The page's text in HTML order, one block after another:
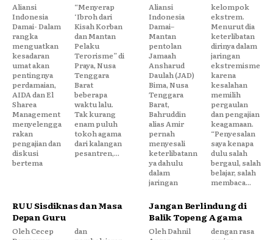
Aliansi
Indonesia
Damai- Dalam
rangka
menguatkan
kesadaran
umat akan
pentingnya
perdamaian,
AIDA dan El
Sharea
Management
menyelengga
rakan
pengajian dan
diskusi
bertema
“Menyerap
‘Ibroh dari
Kisah Korban
dan Mantan
Pelaku
Terorisme” di
Praya, Nusa
Tenggara
Barat
beberapa
waktu lalu.
Tak kurang
enam puluh
tokoh agama
dari kalangan
pesantren,...
Aliansi
Indonesia
Damai–
Mantan
pentolan
Jamaah
Ansharud
Daulah (JAD)
Bima, Nusa
Tenggara
Barat,
Bahruddin
alias Amir
pernah
menyesali
keterlibatann
ya dahulu
dalam
jaringan
kelompok
ekstrem.
Menurut dia
keterlibatan
dirinya dalam
jaringan
ekstremisme
karena
kesalahan
memilih
pergaulan
dan pengajian
keagamaan.
“Penyesalan
saya kenapa
dulu salah
bergaul, salah
belajar, salah
membaca...
RUU Sisdiknas dan Masa
Depan Guru
Oleh Cecep
dan
Jangan Berlindung di
Balik Topeng Agama
Oleh Dahnil
dengan rasa